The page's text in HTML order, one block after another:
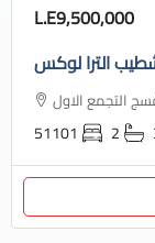
L.E9,500,000
الترا لوكس
51101 2